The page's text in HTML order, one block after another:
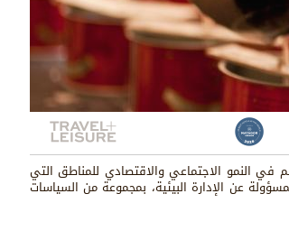
النمو الاجتماعي والاقتصادي للمناطق التي
عن الإدارة البيئية، بمجموعة من السياسات